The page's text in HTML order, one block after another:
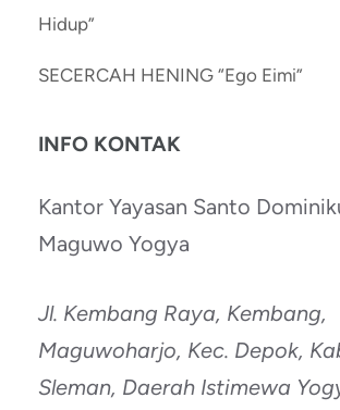
Hidup”
SECERCAH HENING “Ego Eimi”
INFO KONTAK
Kantor Yayasan Santo
Maguwo Yogya
Jl. Kembang Raya, Kembang,
Maguwoharjo, Kec. Depok,
Sleman, Daerah Istimewa